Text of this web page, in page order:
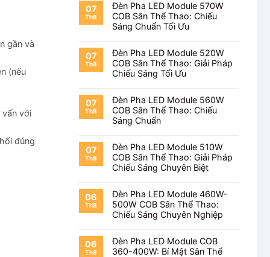
gần và
(nếu
vấn với
đúng
07
Th8
Đèn Pha LED Module 570W
COB Sân Thể Thao: Chiếu
Sáng Chuẩn Tối Ưu
07
Th8
Đèn Pha LED Module 520W
COB Sân Thể Thao: Giải Pháp
Chiếu Sáng Tối Ưu
07
Th8
Đèn Pha LED Module 560W
COB Sân Thể Thao: Chiếu
Sáng Chuẩn
07
Th8
Đèn Pha LED Module 510W
COB Sân Thể Thao: Giải Pháp
Chiếu Sáng Chuyên Biệt
06
Th8
Đèn Pha LED Module 460W-
500W COB Sân Thể Thao:
Chiếu Sáng Chuyên Nghiệp
06
Th8
Đèn Pha LED Module COB
360-400W: Bí Mật Sân Thể